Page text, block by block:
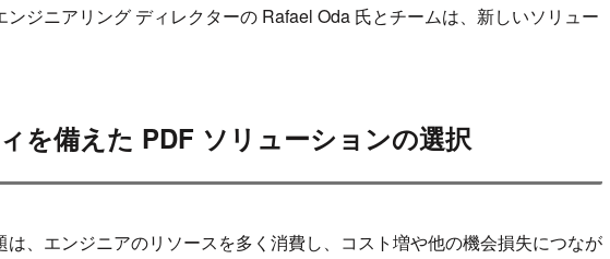
ジニアリング ディレクターの Rafael Oda 氏とチームは、新しいソリュー
を備えた PDF ソリューションの選択
、エンジニアのリソースを多く消費し、コスト増や他の機会損失につなが